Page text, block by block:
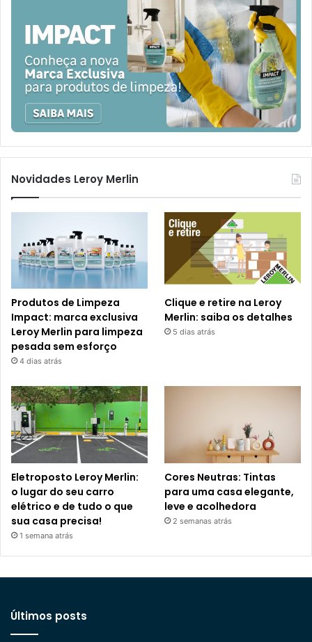
Novidades Leroy Merlin
Produtos de Limpeza
Impact: marca exclusiva
Leroy Merlin para limpeza
pesada sem esforço
4 dias atrás
Clique e retire na Leroy
Merlin: saiba os detalhes
5 dias atrás
Eletroposto Leroy Merlin:
o lugar do seu carro
elétrico e de tudo o que
sua casa precisa!
1 semana atrás
Cores Neutras: Tintas
para uma casa elegante,
leve e acolhedora
2 semanas atrás
Últimos posts